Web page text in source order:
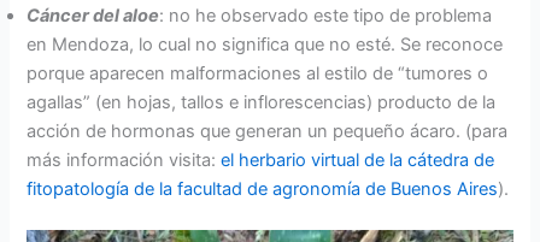
Cáncer del aloe: no he observado este tipo de problema
en Mendoza, lo cual no significa que no esté. Se reconoce
porque aparecen malformaciones al estilo de “tumores o
agallas” (en hojas, tallos e inflorescencias) producto de la
acción de hormonas que generan un pequeño ácaro. (para
más información visita:el herbario virtual de la cátedra de
fitopatología de la facultad de agronomía de Buenos Aires).